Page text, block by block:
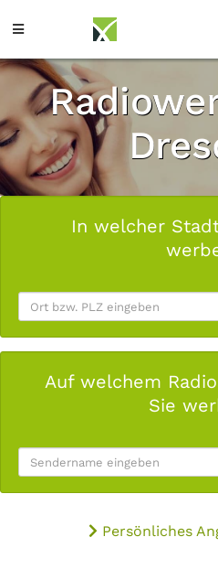
In welcher
Auf welchem
Sie
Persönliches